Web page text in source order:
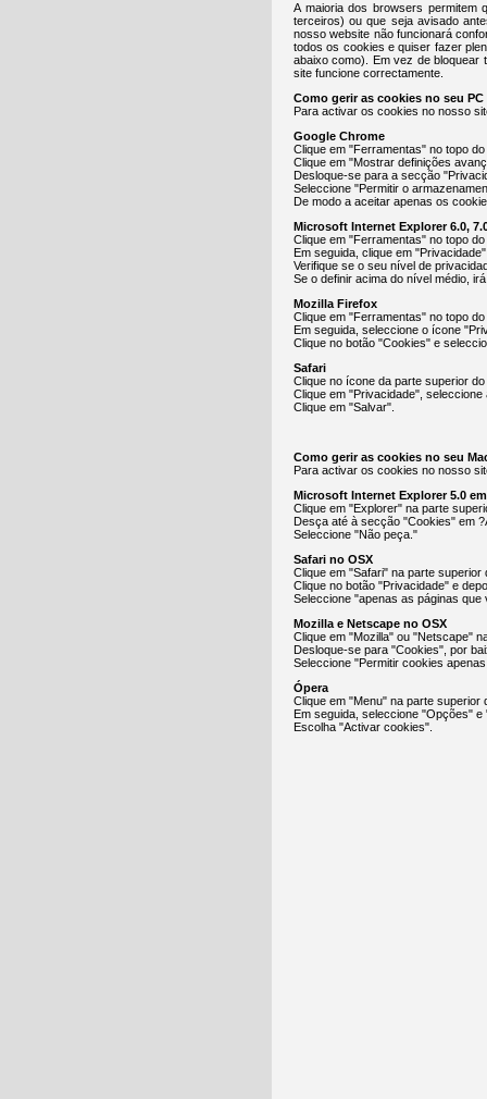
A maioria dos browsers permitem
terceiros) ou que seja avisado
nosso website não funcionará
todos os cookies e quiser fazer
abaixo como). Em vez de bloquear
site funcione correctamente.
Como gerir as cookies no seu PC
Para activar os cookies no nosso
Google Chrome
Clique em "Ferramentas" no topo
Clique em "Mostrar definições
Desloque-se para a secção
Seleccione "Permitir o
De modo a aceitar apenas os
Microsoft Internet Explorer 6.0,
Clique em "Ferramentas" no topo
Em seguida, clique em
Verifique se o seu nível de
Se o definir acima do nível médio,
Mozilla Firefox
Clique em "Ferramentas" no topo
Em seguida, seleccione o ícone
Clique no botão "Cookies" e
Safari
Clique no ícone da parte superior
Clique em "Privacidade",
Clique em "Salvar".
Como gerir as cookies no seu
Para activar os cookies no nosso
Microsoft Internet Explorer 5.0
Clique em "Explorer" na parte
Desça até à secção "Cookies" em
Seleccione "Não peça."
Safari no OSX
Clique em "Safari" na parte
Clique no botão "Privacidade" e
Seleccione "apenas as páginas que
Mozilla e Netscape no OSX
Clique em "Mozilla" ou "Netscape"
Desloque-se para "Cookies", por
Seleccione "Permitir cookies
Ópera
Clique em "Menu" na parte
Em seguida, seleccione "Opções" e
Escolha "Activar cookies".